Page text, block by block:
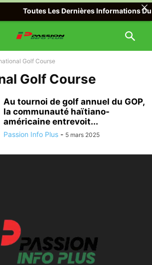
Golf Course
Golf Course
Au tournoi de golf annuel du GOP,
la communauté haïtiano-
américaine entrevoit...
Passion Info Plus - 5 mars 2025
Toutes Les Dernières Informations